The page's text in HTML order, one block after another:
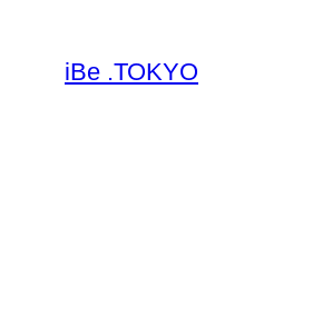
iBe .TOKYO